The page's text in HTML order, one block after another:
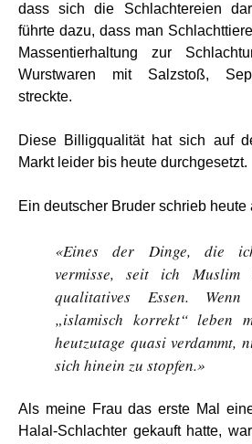
dass sich die Schlachtereien
führte dazu, dass man
Massentierhaltung zur
Wurstwaren mit Salzstoß,
streckte.
Diese Billigqualität hat sich auf
Markt leider bis heute durchgesetzt.
Ein deutscher Bruder schrieb heute
«Eines der Dinge, die
vermisse, seit ich
qualitatives Essen.
„islamisch korrekt“ leben
heutzutage quasi verdammt,
sich hinein zu stopfen.»
Als meine Frau das erste Mal
Halal-Schlachter gekauft hatte,